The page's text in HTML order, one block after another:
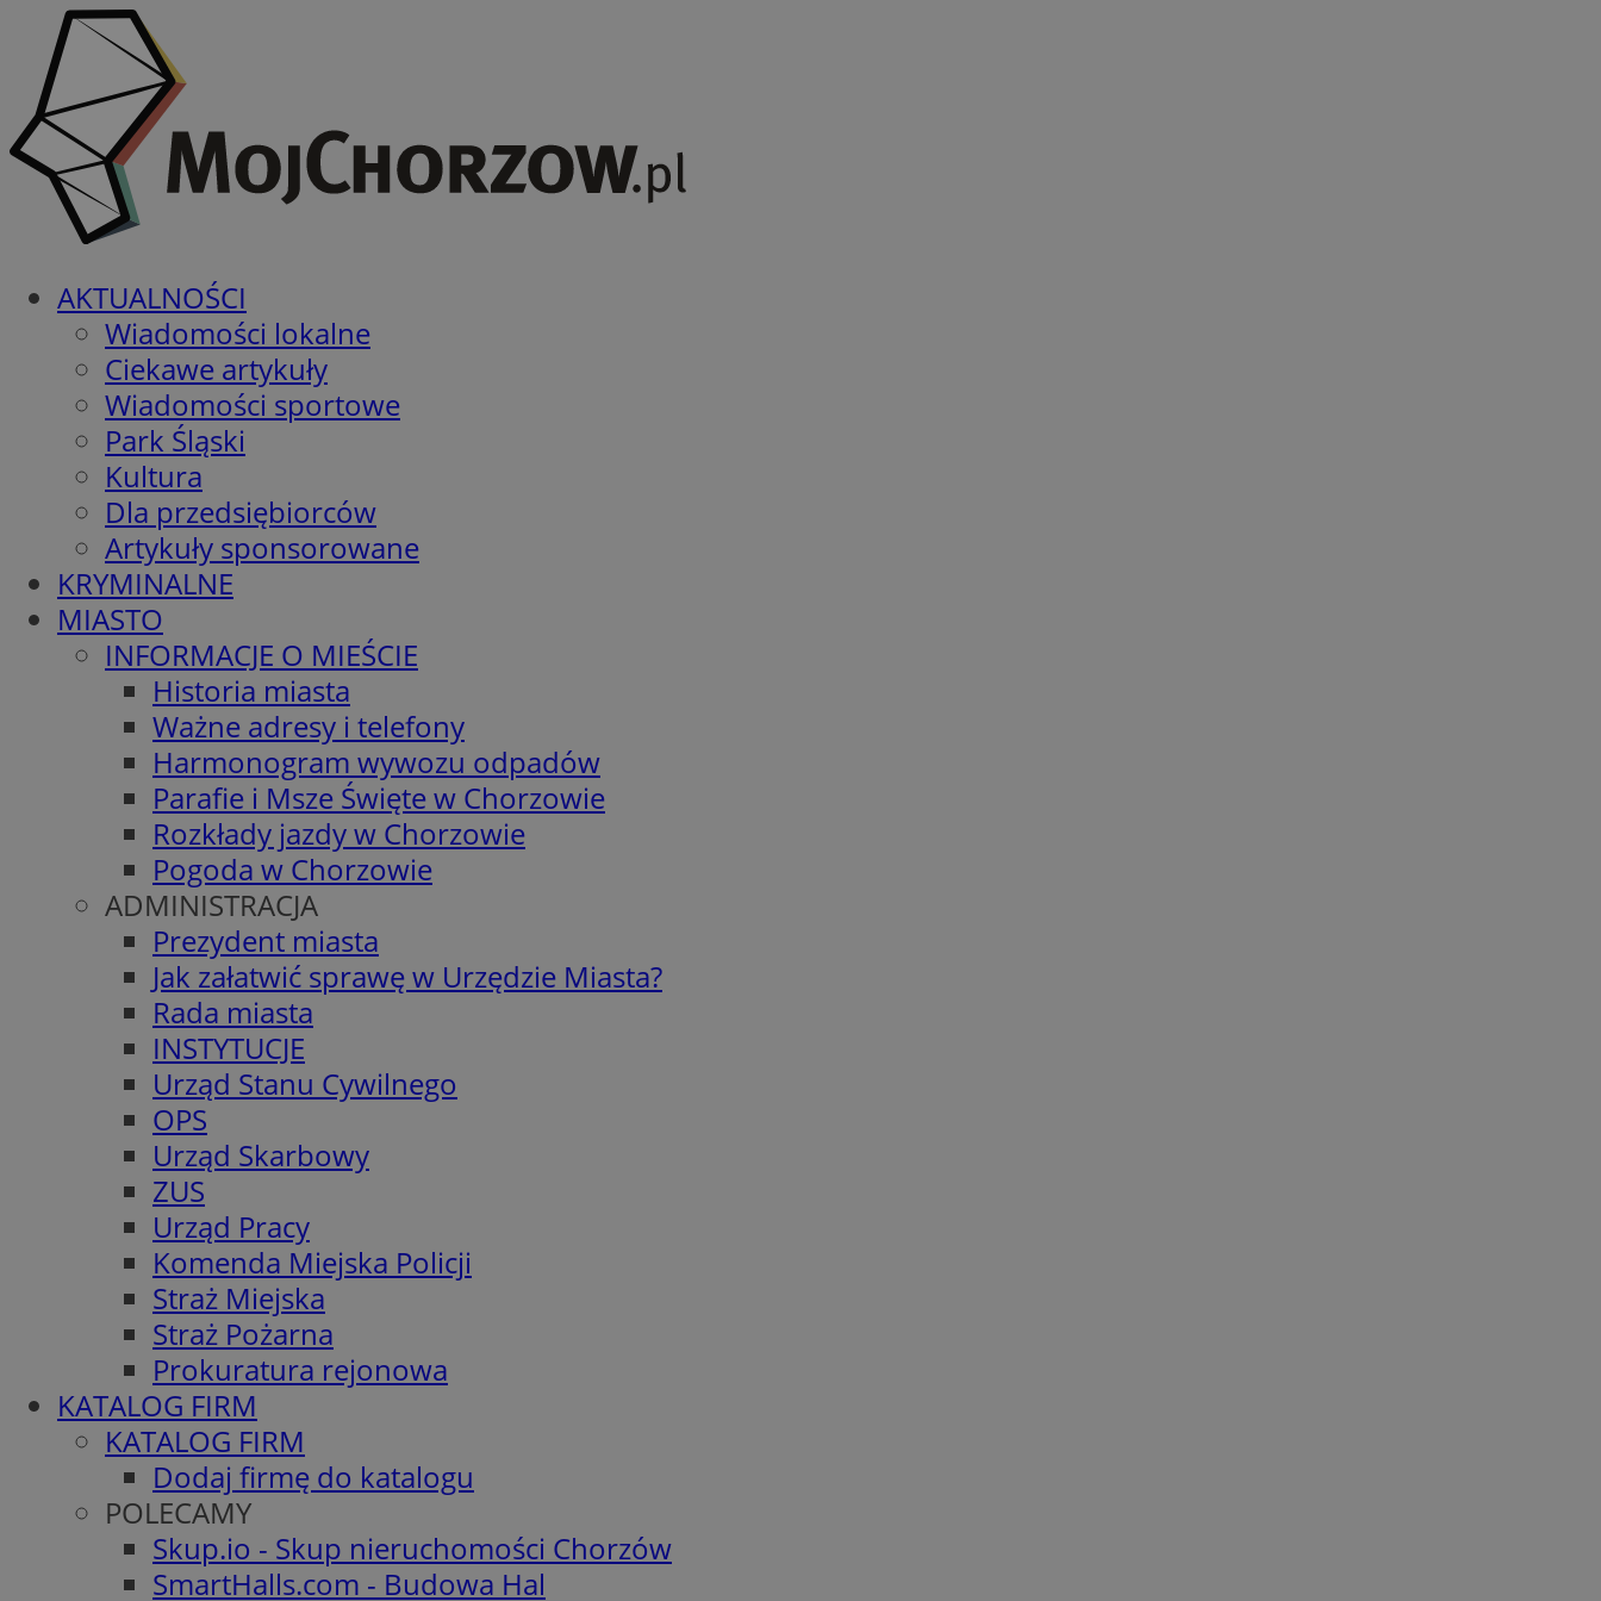
AKTUALNOŚCI
Wiadomości lokalne
Ciekawe artykuły
Wiadomości sportowe
Park Śląski
Kultura
Dla przedsiębiorców
Artykuły sponsorowane
KRYMINALNE
MIASTO
INFORMACJE O MIEŚCIE
Historia miasta
Ważne adresy i telefony
Harmonogram wywozu odpadów
Parafie i Msze Święte w Chorzowie
Rozkłady jazdy w Chorzowie
Pogoda w Chorzowie
ADMINISTRACJA
Prezydent miasta
Jak załatwić sprawę w Urzędzie Miasta?
Rada miasta
INSTYTUCJE
Urząd Stanu Cywilnego
OPS
Urząd Skarbowy
ZUS
Urząd Pracy
Komenda Miejska Policji
Straż Miejska
Straż Pożarna
Prokuratura rejonowa
KATALOG FIRM
KATALOG FIRM
Dodaj firmę do katalogu
POLECAMY
Skup.io - Skup nieruchomości Chorzów
SmartHalls.com - Budowa Hal